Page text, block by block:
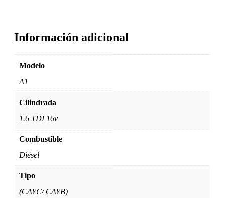
Información adicional
Modelo
A1
Cilindrada
1.6 TDI 16v
Combustible
Diésel
Tipo
(CAYC/ CAYB)